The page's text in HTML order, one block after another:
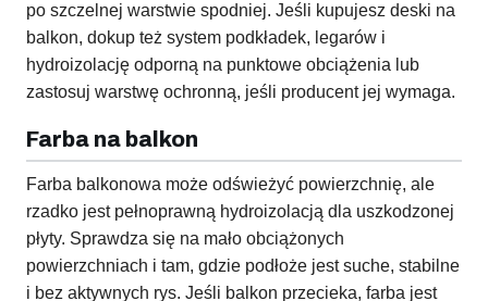
po szczelnej warstwie spodniej. Jeśli kupujesz deski na
balkon, dokup też system podkładek, legarów i
hydroizolację odporną na punktowe obciążenia lub
zastosuj warstwę ochronną, jeśli producent jej wymaga.
Farba na balkon
Farba balkonowa może odświeżyć powierzchnię, ale
rzadko jest pełnoprawną hydroizolacją dla uszkodzonej
płyty. Sprawdza się na mało obciążonych
powierzchniach i tam, gdzie podłoże jest suche, stabilne
i bez aktywnych rys. Jeśli balkon przecieka, farba jest